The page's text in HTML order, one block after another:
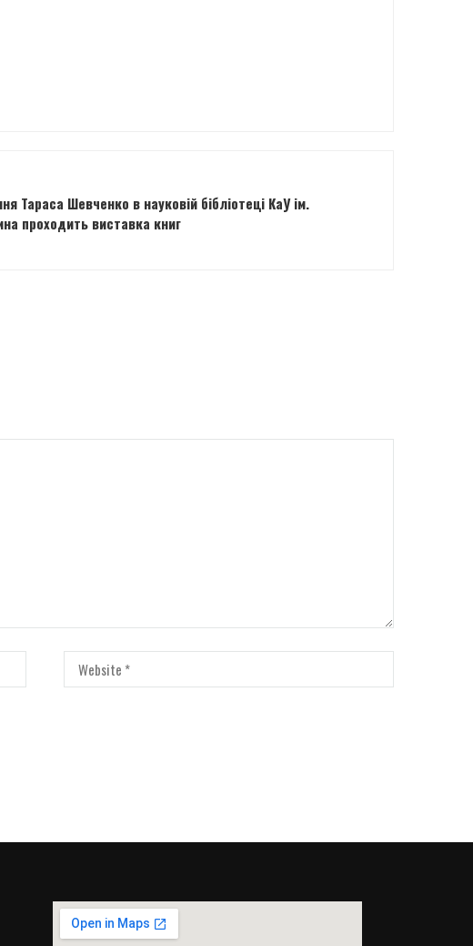
Тараса Шевченко в науковій бібліотеці КаУ ім.
проходить виставка книг